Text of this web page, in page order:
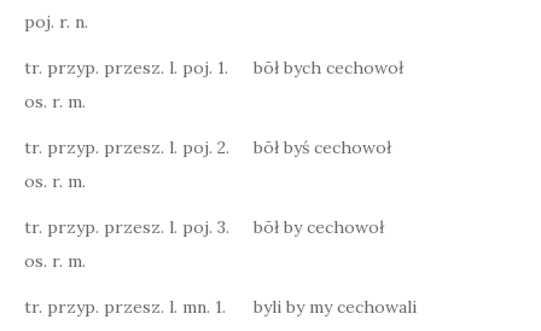
poj. r. n.
tr. przyp. przesz. l. poj. 1.
os. r. m.
bōł bych cechowoł
tr. przyp. przesz. l. poj. 2.
os. r. m.
bōł byś cechowoł
tr. przyp. przesz. l. poj. 3.
os. r. m.
bōł by cechowoł
tr. przyp. przesz. l. mn. 1.
byli by my cechowali